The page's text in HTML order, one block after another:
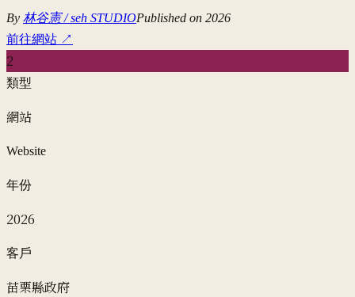
By 林谷憲 / seh STUDIOPublished on 2026
前往網站 ↗
2
類型
網站
Website
年份
2026
客戶
苗栗縣政府